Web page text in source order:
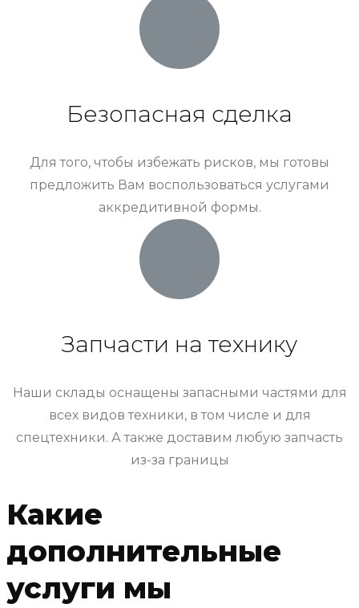
Безопасная сделка
Для того, чтобы избежать рисков, мы готовы
предложить Вам воспользоваться услугами
аккредитивной формы.
Запчасти на технику
Наши склады оснащены запасными частями для
всех видов техники, в том числе и для
спецтехники. А также доставим любую запчасть
из-за границы
Какие
дополнительные
услуги мы